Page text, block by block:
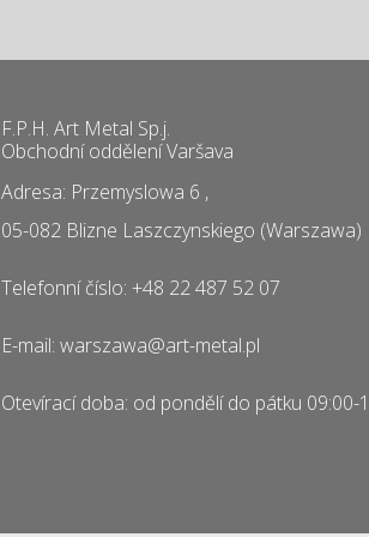
F.P.H. Art Metal Sp.j.
Obchodní oddělení Varšava
Adresa: Przemyslowa 6 ,
05-082 Blizne Laszczynskiego (Warszawa)
Telefonní číslo: +48 22 487 52 07
E-mail: warszawa@art-metal.pl
Otevírací doba: od pondělí do pátku 09:00-